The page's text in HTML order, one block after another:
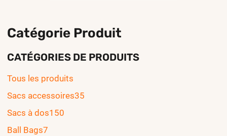
Catégorie Produit
CATÉGORIES DE PRODUITS
Tous les produits
Sacs accessoires35
Sacs à dos150
Ball Bags7